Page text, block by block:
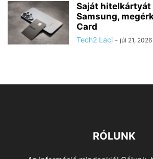
Saját
Samsung,
Card
Tech2 Laci - júl 21, 2026
RÓLUNK